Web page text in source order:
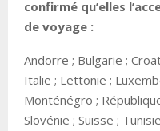
confirmé qu’elles
de voyage :
Andorre ; Bulgarie ;
Italie ; Lettonie ;
Monténégro ;
Slovénie ; Suisse ;